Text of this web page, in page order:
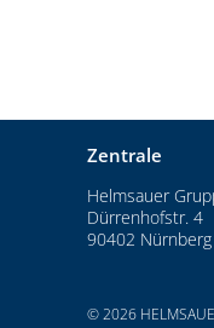
Zentrale
Helmsauer
Dürrenhofstr. 4
90402 Nürnberg
© 2026